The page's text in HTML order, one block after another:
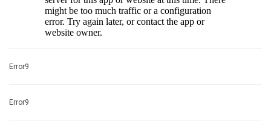
Error9
Error9